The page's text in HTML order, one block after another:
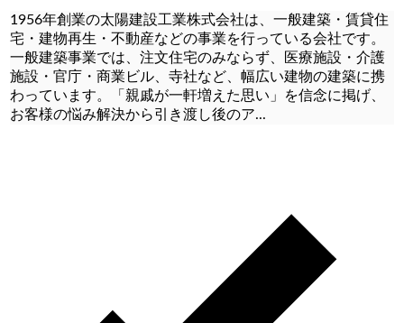
1956年創業の太陽建設工業株式会社は、一般建築・賃貸住
宅・建物再生・不動産などの事業を行っている会社です。
一般建築事業では、注文住宅のみならず、医療施設・介護
施設・官庁・商業ビル、寺社など、幅広い建物の建築に携
わっています。「親戚が一軒増えた思い」を信念に掲げ、
お客様の悩み解決から引き渡し後のア...